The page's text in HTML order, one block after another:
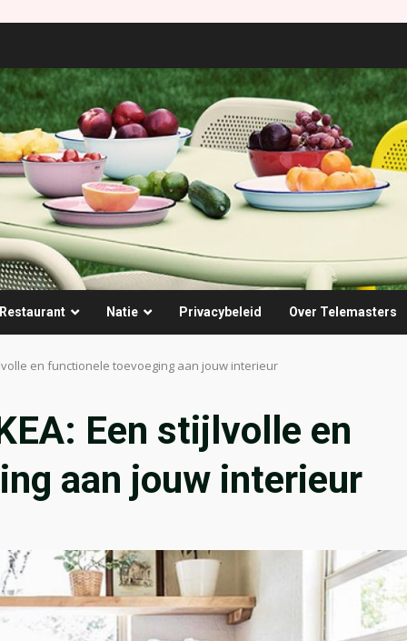
Restaurant Natie Privacybeleid Over Telemasters
en functionele toevoeging aan jouw interieur
Een stijlvolle en
aan jouw interieur